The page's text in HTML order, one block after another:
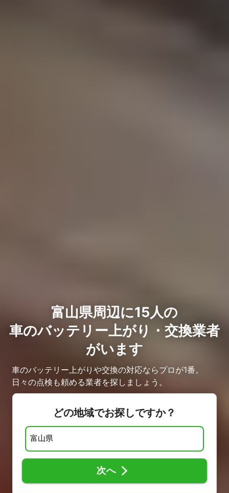
富山県周辺に15人の
車のバッテリー上がり・交換業者
がいます
車のバッテリー上がりや交換の対応ならプロが1番。
日々の点検も頼める業者を探しましょう。
どの地域でお探しですか？
次へ